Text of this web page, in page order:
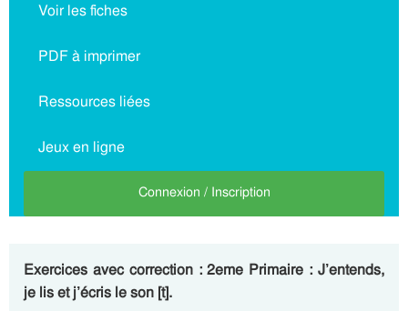
Voir les fiches
PDF à imprimer
Ressources liées
Jeux en ligne
Connexion / Inscription
Exercices avec correction : 2eme Primaire : J’entends,
je lis et j’écris le son [t].